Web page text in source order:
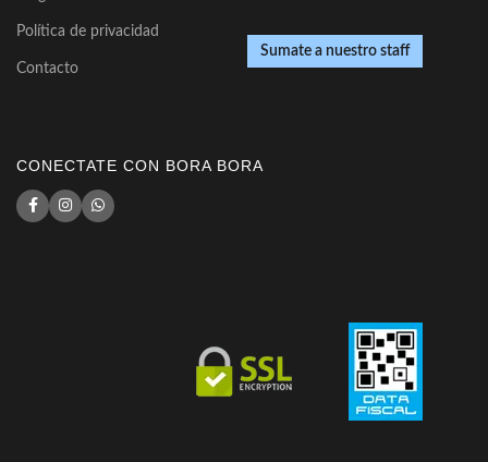
Política de privacidad
Contacto
Sumate a nuestro staff
CONECTATE CON BORA BORA